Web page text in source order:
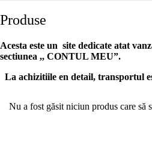
Produse
Acesta este un site dedicate atat
sectiunea ,, CONTUL MEU”.
La achizitiile en detail, transportul
Nu a fost găsit niciun produs care să